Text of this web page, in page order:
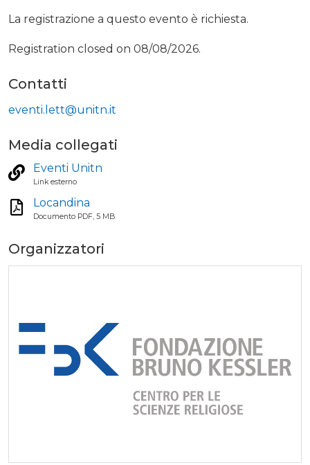
La registrazione a questo evento è richiesta.
Registration closed on 08/08/2026.
Contatti
eventi.lett@unitn.it
Media collegati
Eventi Unitn
Link esterno
Locandina
Documento PDF, 5 MB
Organizzatori